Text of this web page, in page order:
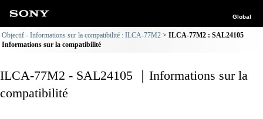
Global
Objectif - Informations sur la compatibilité : ILCA-77M2
ILCA-77M2 : SAL24105
Informations sur la compatibilité
ILCA-77M2 - SAL24105 ｜Informations sur la
compatibilité